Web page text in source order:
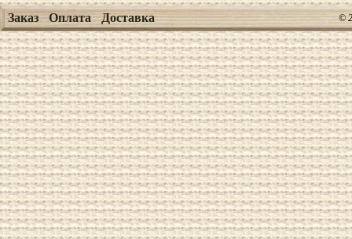
Заказ Оплата Доставка ©